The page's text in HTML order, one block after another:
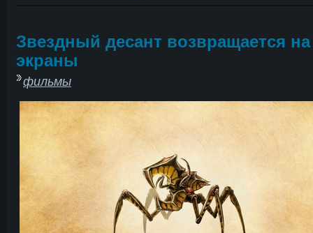
Звездный десант возвращается на
экраны
фильмы